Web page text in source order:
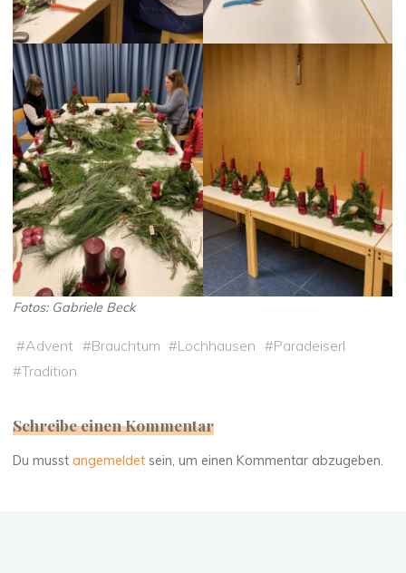
Fotos: Gabriele Beck
#Advent #Brauchtum #Lochhausen #Paradeiserl
#Tradition
Schreibe einen Kommentar
Du musstangemeldet sein, um einen Kommentar abzugeben.